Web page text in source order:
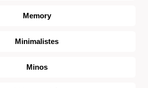
Memory
Minimalistes
Minos